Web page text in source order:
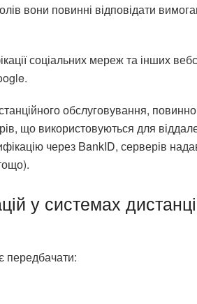
вони повинні відповідати
соціальних мереж та інших
обслуговування,
що використовуються для
через BankID, серверів
у системах
передбачати: